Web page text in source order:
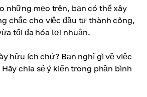
những mẹo trên, bạn có thể xây
chắc cho việc đầu tư thành công,
tối đa hóa lợi nhuận.
hữu ích chứ? Bạn nghĩ gì về việc
chia sẻ ý kiến trong phần bình